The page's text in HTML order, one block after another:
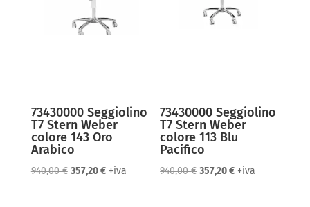
73430000 Seggiolino
T7 Stern Weber
colore 143 Oro
Arabico
940,00€ Il
357,20€Il+iva
73430000 Seggiolino
T7 Stern Weber
colore 113 Blu
Pacifico
940,00€ Il
357,20€Il+iva